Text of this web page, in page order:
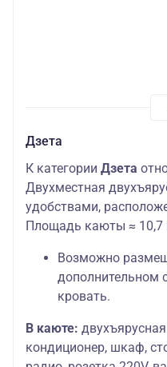
Дзета
К категории Дзета
Двухместная
удобствами,
Площадь каюты ≈ 10,7
Возможно
дополнительном
кровать.
В каюте:
кондиционер, шкаф,